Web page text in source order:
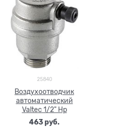
25840
Воздухоотводчик
автоматический
Valtec 1/2" Нр
463 руб.